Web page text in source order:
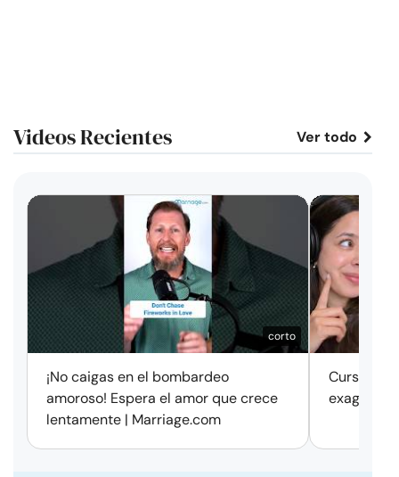
Videos Recientes Ver todo
corto
¡No caigas en el bombardeo
amoroso! Espera el amor que crece
lentamente | Marriage.com
Cursos